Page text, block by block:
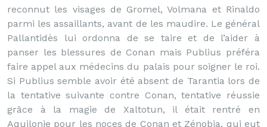
reconnut les visages de Gromel, Volmana et Rinaldo
parmi les assaillants, avant de les maudire. Le général
Pallantidès lui ordonna de se taire et de l’aider à
panser les blessures de Conan mais Publius préféra
faire appel aux médecins du palais pour soigner le roi.
Si Publius semble avoir été absent de Tarantia lors de
la tentative suivante contre Conan, tentative réussie
grâce à la magie de Xaltotun, il était rentré en
Aquilonie pour les noces de Conan et Zénobia, qui eut